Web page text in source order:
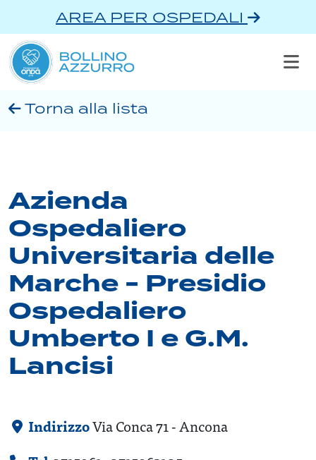
AREA PER OSPEDALI
Torna alla lista
Azienda
Ospedaliero
Universitaria delle
Marche - Presidio
Ospedaliero
Umberto I e G.M.
Lancisi
IndirizzoVia Conca 71 - Ancona